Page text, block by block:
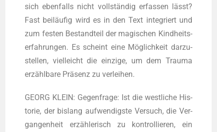
sich eben­falls nicht voll­stän­dig erfas­sen lässt?
Fast bei­läu­fig wird es in den Text inte­griert und
zum fes­ten Bestand­teil der magi­schen Kind­heits­
er­fah­run­gen. Es scheint eine Mög­lich­keit dar­zu­
stel­len, viel­leicht die ein­zi­ge, um dem Trau­ma
erzähl­ba­re Prä­senz zu verleihen.
GEORG KLEIN: Gegen­fra­ge: Ist die west­li­che His­
to­rie, der bis­lang auf­wen­digs­te Ver­such, die Ver­
gan­gen­heit erzäh­le­risch zu kon­trol­lie­ren, ein